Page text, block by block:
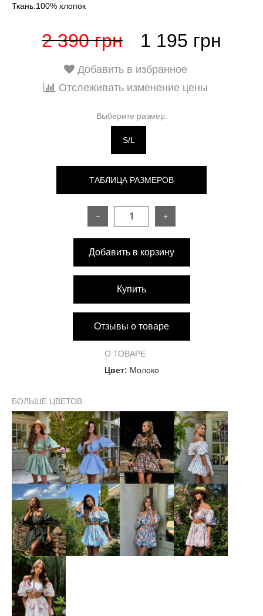
Ткань:100% хлопок
2 390 грн 1 195 грн
Добавить в избранное
Отслеживать изменение цены
Выберите размер:
S/L
ТАБЛИЦА РАЗМЕРОВ
ONESIZE
Длина рукава 30 см
На объём груди
84–94 см (регулируется кулиской
Длина
На объём талии 58–70 см
На объём бёдер 84–104 см
− +
Добавить в корзину
Купить
Отзывы о товаре
О ТОВАРЕ
Цвет: Молоко
БОЛЬШЕ ЦВЕТОВ